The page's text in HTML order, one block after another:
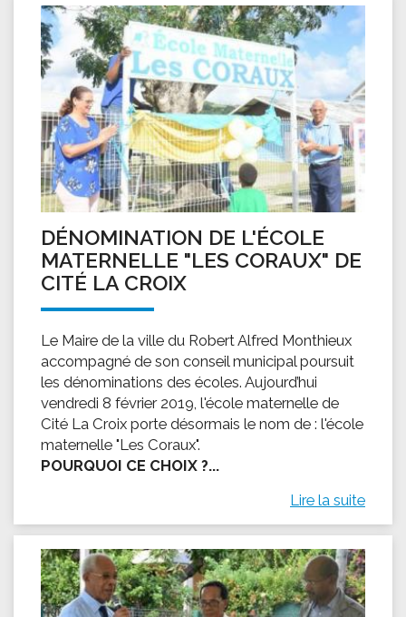
DÉNOMINATION DE L'ÉCOLE
MATERNELLE "LES CORAUX" DE
CITÉ LA CROIX
Le Maire de la ville du Robert Alfred Monthieux
accompagné de son conseil municipal poursuit
les dénominations des écoles. Aujourd’hui
vendredi 8 février 2019, l'école maternelle de
Cité La Croix porte désormais le nom de : l'école
maternelle "Les Coraux".
POURQUOI CE CHOIX ?...
Lire la suite